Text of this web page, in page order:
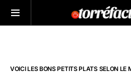
VOICI LES BONS PETITS PLATS SELON LE